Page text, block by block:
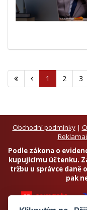
1 2 3
Obchodní podmínky|
Podle zákona o
kupujícímu účtenku.
tržbu u správce daně
pak